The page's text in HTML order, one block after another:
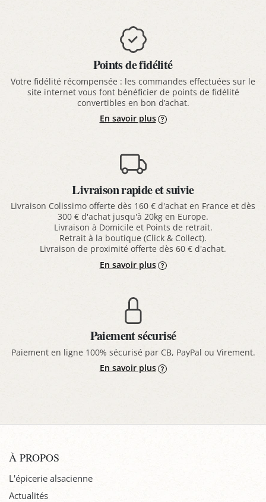
Points de fidélité
Votre fidélité récompensée : les commandes effectuées sur le
site internet vous font bénéficier de points de fidélité
convertibles en bon d’achat.
En savoir plus
Livraison rapide et suivie
Livraison Colissimo offerte dès 160 € d'achat en France et dès
300 € d'achat jusqu'à 20kg en Europe.
Livraison à Domicile et Points de retrait.
Retrait à la boutique (Click & Collect).
Livraison de proximité offerte dès 60 € d'achat.
En savoir plus
Paiement sécurisé
Paiement en ligne 100% sécurisé par CB, PayPal ou Virement.
En savoir plus
À PROPOS
L'épicerie alsacienne
Actualités